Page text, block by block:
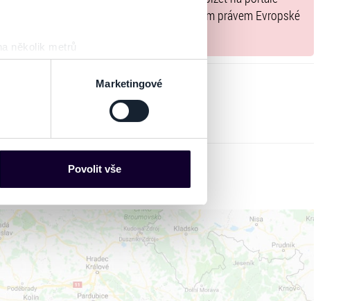
několik metrů
(otisk prstu)
části s podrobnostmi. Svůj souhlas
informace mohou představovat
k personalizaci obsahu a reklam.
příslušné varianty. Svoji volbu
Marketingové
Povolit vše
služby, jež jsou v souladu s použitelným právem Evropské